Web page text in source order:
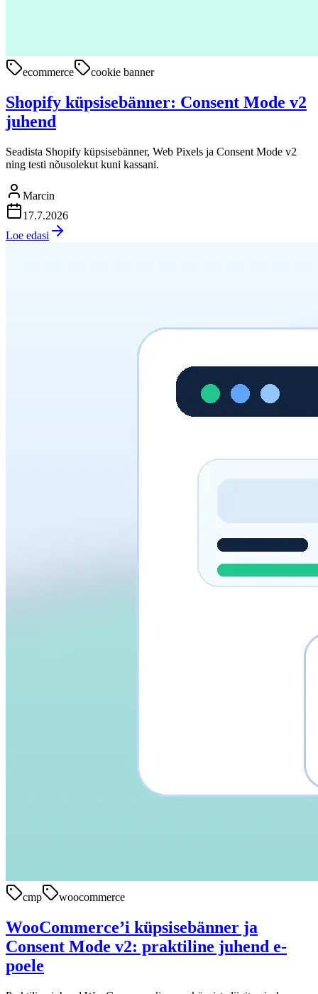
ecommerce cookie banner
Shopify küpsisebänner: Consent Mode v2
juhend
Seadista Shopify küpsisebänner, Web Pixels ja Consent Mode v2
ning testi nõusolekut kuni kassani.
Marcin
17.7.2026
Loe edasi
cmp woocommerce
WooCommerce’i küpsisebänner ja
Consent Mode v2: praktiline juhend e-
poele